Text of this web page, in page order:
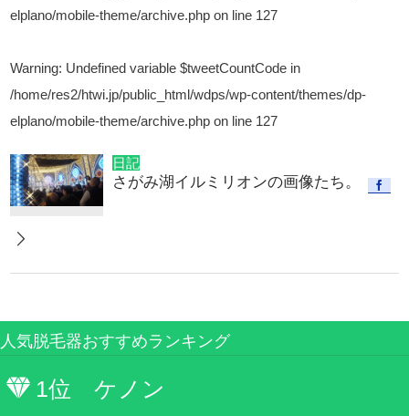
elplano/mobile-theme/archive.php on line 127
Warning: Undefined variable $tweetCountCode in
/home/res2/htwi.jp/public_html/wdps/wp-content/themes/dp-
elplano/mobile-theme/archive.php on line 127
日記
さがみ湖イルミリオンの画像たち。
人気脱毛器おすすめランキング
1位 ケノン